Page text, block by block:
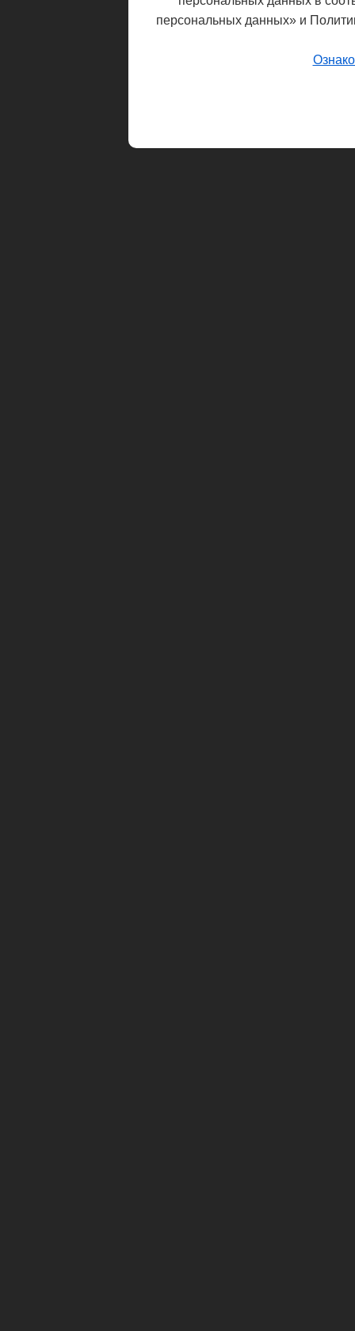
персональных данных» и